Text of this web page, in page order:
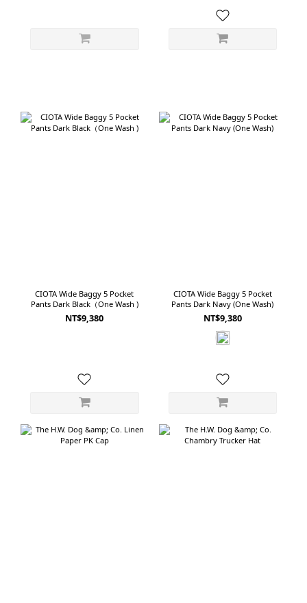
CIOTA Wide Baggy 5 Pocket
Pants Dark Black（One Wash )
NT$9,380
CIOTA Wide Baggy 5 Pocket
Pants Dark Navy (One Wash)
NT$9,380